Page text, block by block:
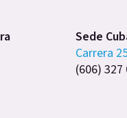
Sede
Carrera
(606) 327